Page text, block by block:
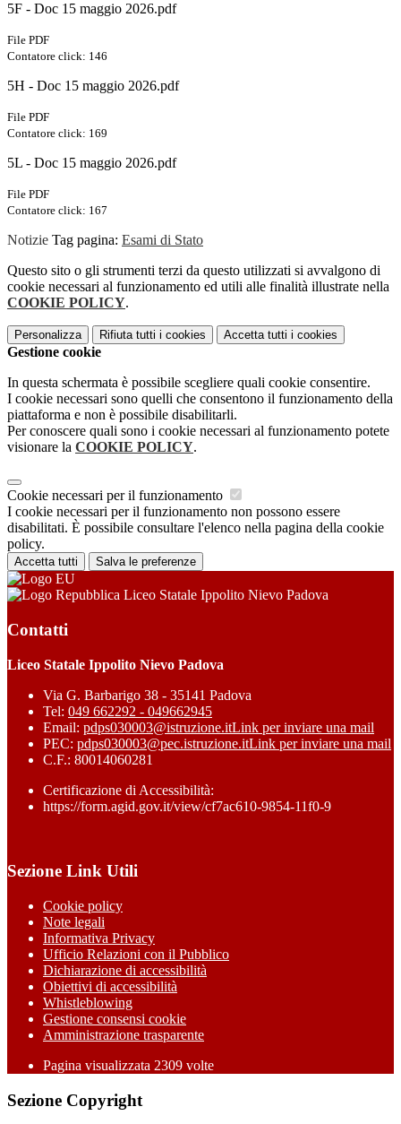
5F - Doc 15 maggio 2026.pdf
File PDF
Contatore click: 146
5H - Doc 15 maggio 2026.pdf
File PDF
Contatore click: 169
5L - Doc 15 maggio 2026.pdf
File PDF
Contatore click: 167
Notizie Tag pagina: Esami di Stato
Questo sito o gli strumenti terzi da questo utilizzati si avvalgono di
cookie necessari al funzionamento ed utili alle finalità illustrate nella
COOKIE POLICY.
Personalizza Rifiuta tutti i cookies Accetta tutti i cookies
Gestione cookie
In questa schermata è possibile scegliere quali cookie consentire.
I cookie necessari sono quelli che consentono il funzionamento della
piattaforma e non è possibile disabilitarli.
Per conoscere quali sono i cookie necessari al funzionamento potete
visionare la COOKIE POLICY.
Cookie necessari per il funzionamento
I cookie necessari per il funzionamento non possono essere
disabilitati. È possibile consultare l'elenco nella pagina della cookie
policy.
Accetta tutti Salva le preferenze
Liceo Statale Ippolito Nievo Padova
Contatti
Liceo Statale Ippolito Nievo Padova
Via G. Barbarigo 38 - 35141 Padova
Tel: 049 662292 - 049662945
Email: pdps030003@istruzione.itLink per inviare una mail
PEC: pdps030003@pec.istruzione.itLink per inviare una mail
C.F.: 80014060281
Certificazione di Accessibilità:
https://form.agid.gov.it/view/cf7ac610-9854-11f0-9
Sezione Link Utili
Cookie policy
Note legali
Informativa Privacy
Ufficio Relazioni con il Pubblico
Dichiarazione di accessibilità
Obiettivi di accessibilità
Whistleblowing
Gestione consensi cookie
Amministrazione trasparente
Pagina visualizzata 2309 volte
Sezione Copyright